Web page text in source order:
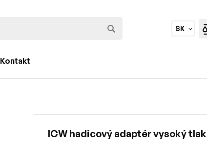
SK
Kontakt
ICW hadicový adaptér vysoký tlak